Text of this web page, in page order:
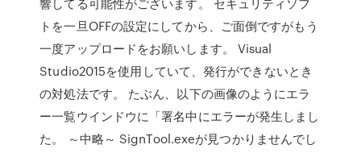
トを一旦OFFの設定にしてから、ご面倒ですがもう
一度アップロードをお願いします。 Visual
Studio2015を使用していて、発行ができないとき
の対処法です。 たぶん、以下の画像のようにエラ
ー一覧ウインドウに「署名中にエラーが発生しまし
た。 ～中略～ SignTool.exeが見つかりませんでし